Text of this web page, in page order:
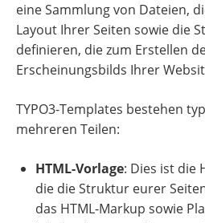
eine Sammlung von Dateien,
Layout Ihrer Seiten sowie die
definieren, die zum Erstellen
Erscheinungsbilds Ihrer
TYPO3-Templates bestehen
mehreren Teilen:
HTML-Vorlage: Dies ist die
die die Struktur eurer
das HTML-Markup sowie